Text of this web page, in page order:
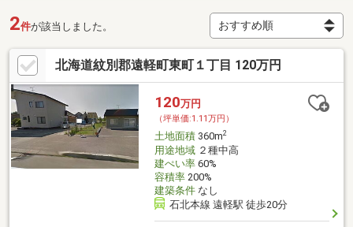
2件が該当しました。
北海道紋別郡遠軽町東町１丁目 120万円
120万円
（坪単価:1.11万円）
土地面積360m2
用途地域２種中高
建ぺい率60%
容積率200%
建築条件なし
石北本線 遠軽駅 徒歩20分